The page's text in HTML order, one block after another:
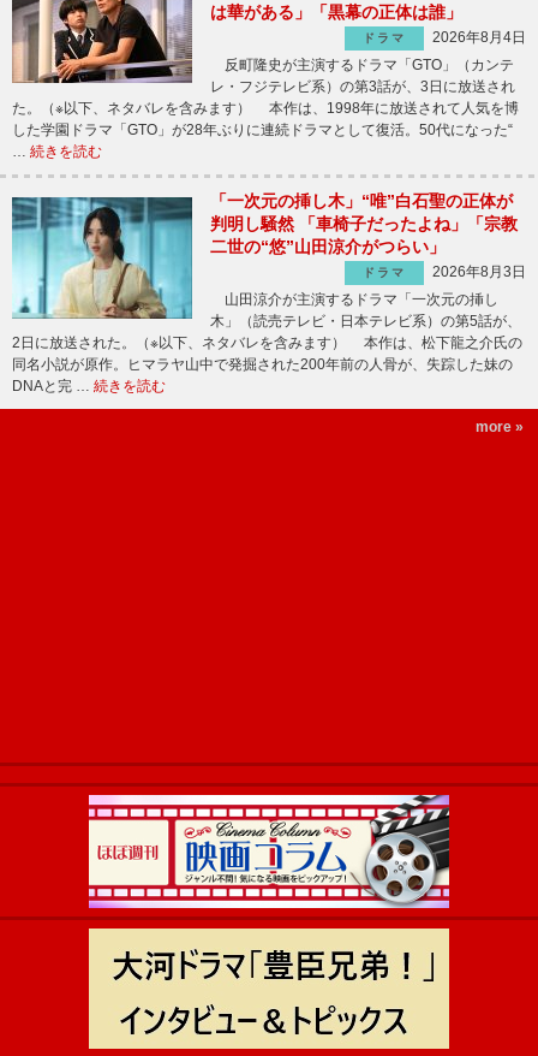
は華がある」「黒幕の正体は誰」
ドラマ
2026年8月4日
反町隆史が主演するドラマ「GTO」（カンテ
レ・フジテレビ系）の第3話が、3日に放送され
た。（※以下、ネタバレを含みます） 本作は、1998年に放送されて人気を博
した学園ドラマ「GTO」が28年ぶりに連続ドラマとして復活。50代になった“
… 続きを読む
「一次元の挿し木」“唯”白石聖の正体が
判明し騒然 「車椅子だったよね」「宗教
二世の“悠”山田涼介がつらい」
ドラマ
2026年8月3日
山田涼介が主演するドラマ「一次元の挿し
木」（読売テレビ・日本テレビ系）の第5話が、
2日に放送された。（※以下、ネタバレを含みます） 本作は、松下龍之介氏の
同名小説が原作。ヒマラヤ山中で発掘された200年前の人骨が、失踪した妹の
DNAと完 … 続きを読む
more »